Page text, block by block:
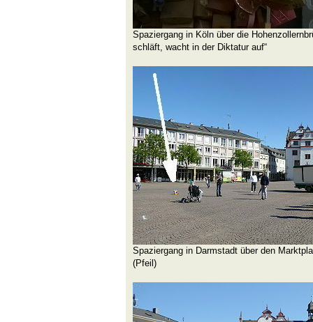
Spaziergang in Köln über die
schläft, wacht in der Diktatur auf“
Spaziergang in Darmstadt über den
(Pfeil)